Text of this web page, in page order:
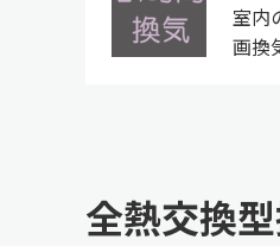
室内
画換
全熱交換